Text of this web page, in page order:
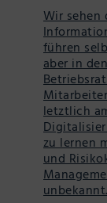
Wir sehen
führen
aber in
letztlich
zu lernen
und